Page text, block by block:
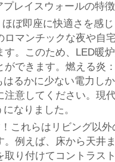
レイスウォールの特徴
ぼ即座に快適さを感
マンチックな夜や自
。このため、LED暖
できます。燃える炎
るかに少ない電力し
意してください。現
なりました。
これらはリビング以
例えば、床から天井
り付けてコントラス